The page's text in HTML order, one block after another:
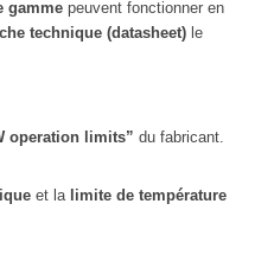
gammepeuvent fonctionner en
technique (datasheet)le
operation limits” du fabricant.
et la limite de température